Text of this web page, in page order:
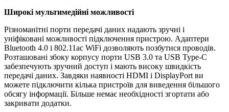
Широкі мультимедійні можливості
Різноманітні порти передачі даних надають зручні і
уніфіковані можливості підключення пристрою. Адаптери
Bluetooth 4.0 і 802.11ac WiFi дозволяють позбутися проводів.
Розташовані збоку корпусу порти USB 3.0 та USB Type-C
забезпечують зручний доступ і мають високу швидкість
передачі даних. Завдяки наявності HDMI і DisplayPort ви
можете підключити кілька пристроїв для виведення більшого
обсягу інформації. Більше немає необхідності згортати або
закривати додатки.